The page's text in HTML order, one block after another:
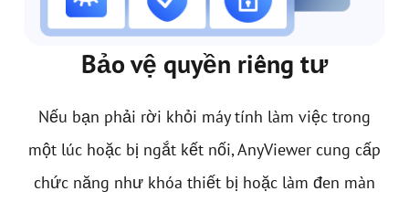
Bảo vệ quyền riêng tư
Nếu bạn phải rời khỏi máy tính làm việc trong
một lúc hoặc bị ngắt kết nối, AnyViewer cung cấp
chức năng như khóa thiết bị hoặc làm đen màn